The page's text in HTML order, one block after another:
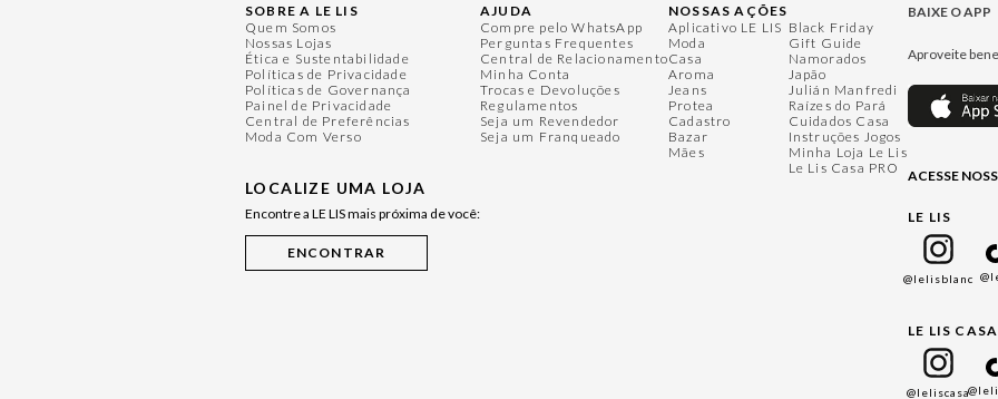
SOBRE A LE LIS
Quem Somos
Nossas Lojas
Ética e Sustentabilidade
Políticas de Privacidade
Políticas de Governança
Painel de Privacidade
Central de Preferências
Moda Com Verso
LOCALIZE UMA LOJA
Encontre a LE LIS mais próxima de você:
AJUDA
Compre pelo WhatsApp
Perguntas Frequentes
Central de Relacionamento
Minha Conta
Trocas e Devoluções
Regulamentos
Seja um Revendedor
Seja um Franqueado
NOSSAS AÇÕES
Aplicativo LE LIS
Moda
Casa
Aroma
Jeans
Protea
Cadastro
Bazar
Mães
Black Friday
Gift Guide
Namorados
Japão
Julián Manfredi
Raízes do Pará
Cuidados Casa
Instruções Jogos
Minha Loja Le Lis
Le Lis Casa PRO
BAIXE O APP
Aproveite
ACESSE
LE LIS
@lelisblanc
LE LIS CASA
@leliscasa